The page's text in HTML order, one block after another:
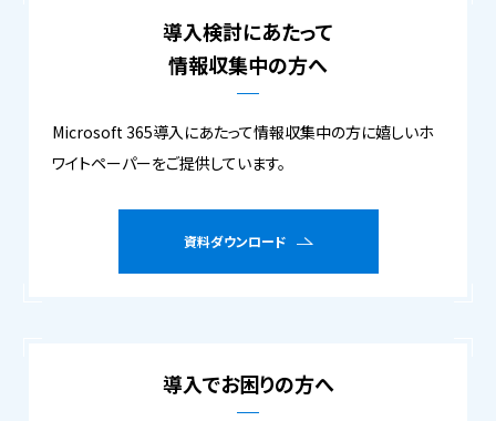
導入検討にあたって
情報収集中の方へ
Microsoft 365導入にあたって情報収集中の方に嬉しいホ
ワイトペーパーをご提供しています。
資料ダウンロード
導入でお困りの方へ